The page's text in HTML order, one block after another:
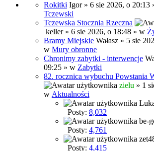
Rokitki Igor» 6 sie 2026, o 20:13
Tczewski
Tczewska Stocznia Rzeczna
keller» 6 sie 2026, o 18:48 » w
Bramy Miejskie Wałasz » 5 sie
w Mury obronne
Chronimy zabytki - interwencje
09:25 » w Zabytki
82. rocznica wybuchu Powstania
zielu » 1
w Aktualności
Posty: 8,032
be-
Posty: 4,761
Posty: 4,415